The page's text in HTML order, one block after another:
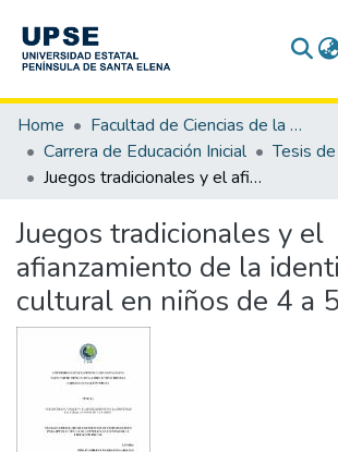
Communities & Collections
All of DSpace
Statistics
Home
Facultad de Ciencias de la Educación e Idiomas
Carrera de Educación Inicial
Tesis
Juegos tradicionales y el afianzamiento de la identidad cultural en niños de 4 a 5 años
Juegos tradicionales y el
afianzamiento de la
cultural en niños de 4 a